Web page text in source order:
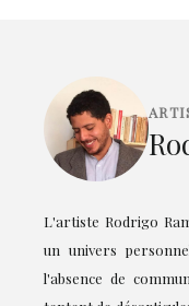
L'artiste Rodrigo
un univers
l'absence de